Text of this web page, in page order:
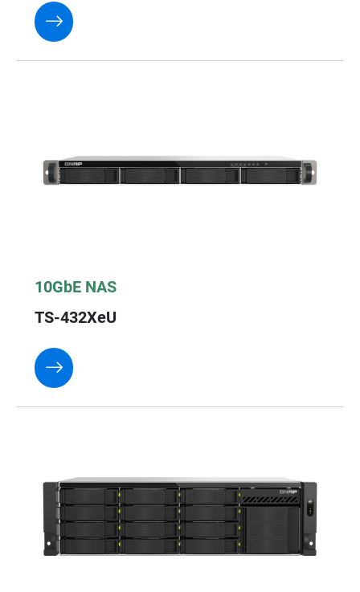
10GbE NAS
TS-432XeU